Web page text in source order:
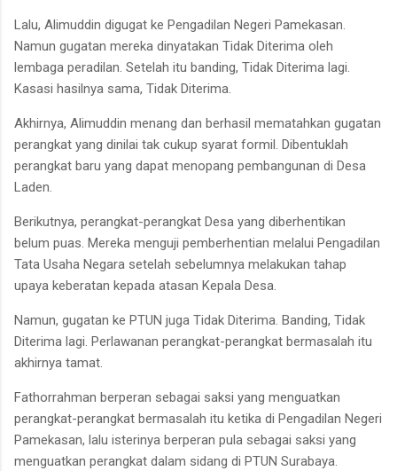
Lalu, Alimuddin digugat ke Pengadilan Negeri Pamekasan.
Namun gugatan mereka dinyatakan Tidak Diterima oleh
lembaga peradilan. Setelah itu banding, Tidak Diterima lagi.
Kasasi hasilnya sama, Tidak Diterima.
Akhirnya, Alimuddin menang dan berhasil mematahkan gugatan
perangkat yang dinilai tak cukup syarat formil. Dibentuklah
perangkat baru yang dapat menopang pembangunan di Desa
Laden.
Berikutnya, perangkat-perangkat Desa yang diberhentikan
belum puas. Mereka menguji pemberhentian melalui Pengadilan
Tata Usaha Negara setelah sebelumnya melakukan tahap
upaya keberatan kepada atasan Kepala Desa.
Namun, gugatan ke PTUN juga Tidak Diterima. Banding, Tidak
Diterima lagi. Perlawanan perangkat-perangkat bermasalah itu
akhirnya tamat.
Fathorrahman berperan sebagai saksi yang menguatkan
perangkat-perangkat bermasalah itu ketika di Pengadilan Negeri
Pamekasan, lalu isterinya berperan pula sebagai saksi yang
menguatkan perangkat dalam sidang di PTUN Surabaya.